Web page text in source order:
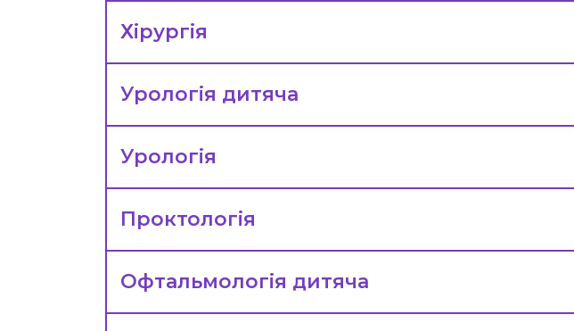
Хірургія
Урологія дитяча
Урологія
Проктологія
Офтальмологія дитяча